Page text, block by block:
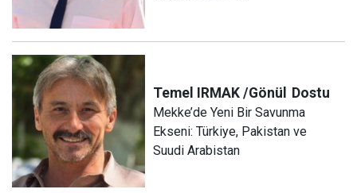
Temel IRMAK /Gönül Dostu
Mekke’de Yeni Bir Savunma
Ekseni: Türkiye, Pakistan ve
Suudi Arabistan